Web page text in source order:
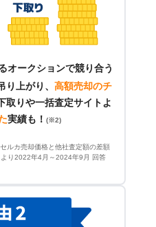
オークションで競り合う
上がり、 高額売却のチ
取りや一括査定サイトよ
実績も！ (※2)
ルカ売却価格と他社査定額の差額
り2022年4月～2024年9月 回答